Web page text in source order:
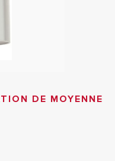
DE MOYENNE